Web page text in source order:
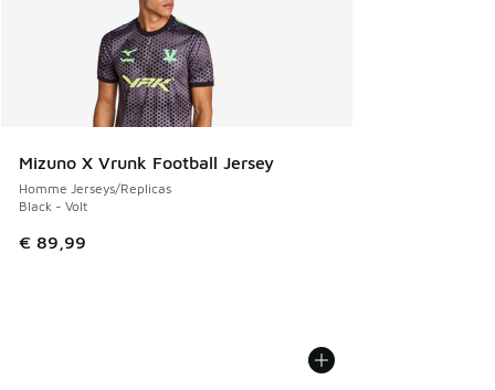
Mizuno X Vrunk Football Jersey
Homme Jerseys/Replicas
Black - Volt
€ 89,99